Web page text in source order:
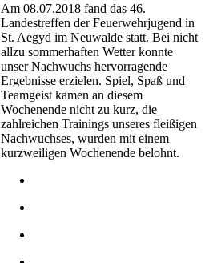
Am 08.07.2018 fand das 46.
Landestreffen der Feuerwehrjugend in
St. Aegyd im Neuwalde statt. Bei nicht
allzu sommerhaften Wetter konnte
unser Nachwuchs hervorragende
Ergebnisse erzielen. Spiel, Spaß und
Teamgeist kamen an diesem
Wochenende nicht zu kurz, die
zahlreichen Trainings unseres fleißigen
Nachwuchses, wurden mit einem
kurzweiligen Wochenende belohnt.